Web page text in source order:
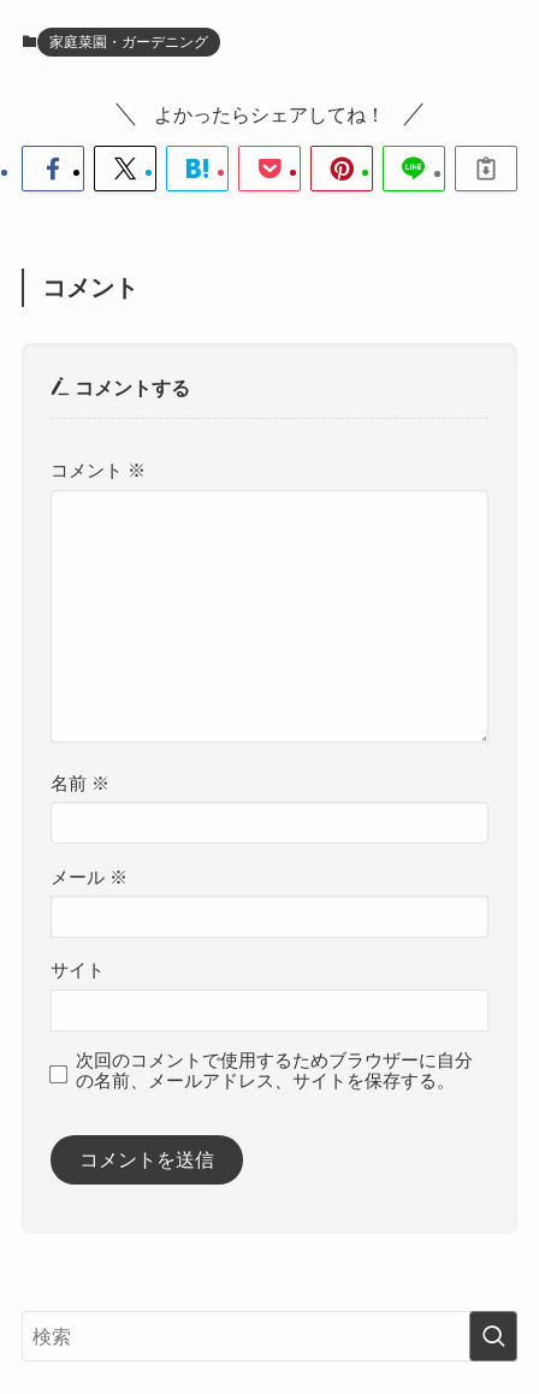
家庭菜園・ガーデニング
よかったらシェアしてね！
コメント
コメントする
コメント ※
名前 ※
メール ※
サイト
次回のコメントで使用するためブラウザーに自分
の名前、メールアドレス、サイトを保存する。